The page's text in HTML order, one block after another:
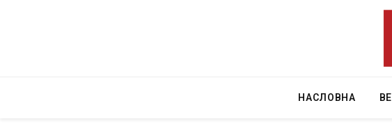
НАСЛОВНА